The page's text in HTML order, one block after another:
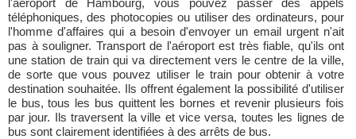
l'aéroport de Hambourg, vous pouvez passer des appels
téléphoniques, des photocopies ou utiliser des ordinateurs, pour
l'homme d'affaires qui a besoin d'envoyer un email urgent n'ait
pas à souligner. Transport de l'aéroport est très fiable, qu'ils ont
une station de train qui va directement vers le centre de la ville,
de sorte que vous pouvez utiliser le train pour obtenir à votre
destination souhaitée. Ils offrent également la possibilité d'utiliser
le bus, tous les bus quittent les bornes et revenir plusieurs fois
par jour. Ils traversent la ville et vice versa, toutes les lignes de
bus sont clairement identifiées à des arrêts de bus.